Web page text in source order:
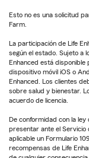
Esto no es una solicitud
Farm.
La participación de Life
según el estado. Sujeto a
Enhanced está disponible
dispositivo móvil iOS o
Enhanced. Los clientes
sobre salud y bienestar.
acuerdo de licencia.
De conformidad con la
presentar ante el
aplicable un Formulario
recompensas de Life